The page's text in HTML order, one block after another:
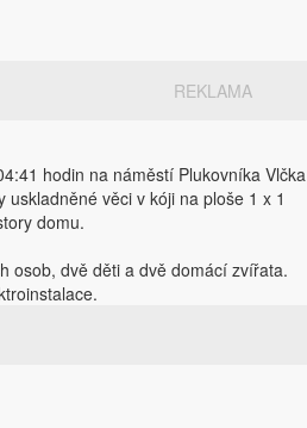
REKLAMA
hodin na náměstí Plukovníka Vlčka
věci v kóji na ploše 1 x 1
domu.
osob, dvě děti a dvě domácí zvířata.